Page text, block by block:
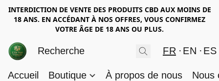
INTERDICTION DE VENTE DES PRODUITS CBD AUX MOINS DE
18 ANS. EN ACCÉDANT À NOS OFFRES, VOUS CONFIRMEZ
VOTRE ÂGE DE 18 ANS OU PLUS.
FR EN ES
Accueil Boutique À propos de nous Nous